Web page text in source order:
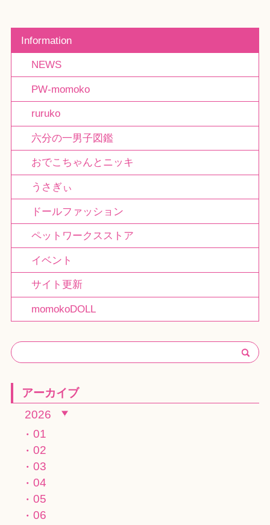
Information
NEWS
PW-momoko
ruruko
六分の一男子図鑑
おでこちゃんとニッキ
うさぎぃ
ドールファッション
ペットワークスストア
イベント
サイト更新
momokoDOLL
アーカイブ
2026
01
02
03
04
05
06